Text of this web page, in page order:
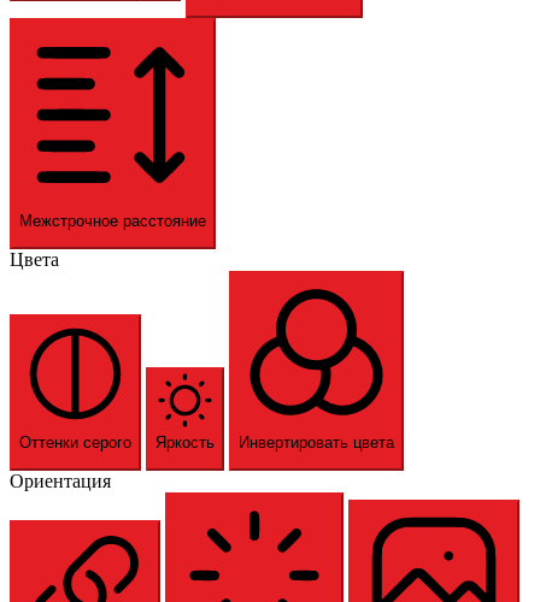
Межстрочное расстояние
Цвета
Оттенки серого Яркость Инвертировать цвета
Ориентация